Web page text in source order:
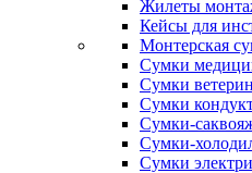
Жилеты
Кейсы для
Монтерская
Сумки
Сумки
Сумки
Сумки-
Сумки-
Сумки